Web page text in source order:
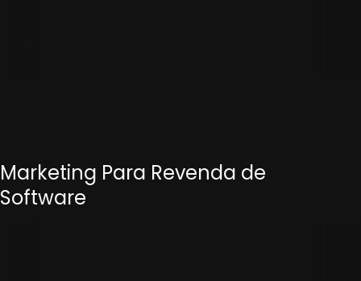
Marketing Para Revenda de
Software